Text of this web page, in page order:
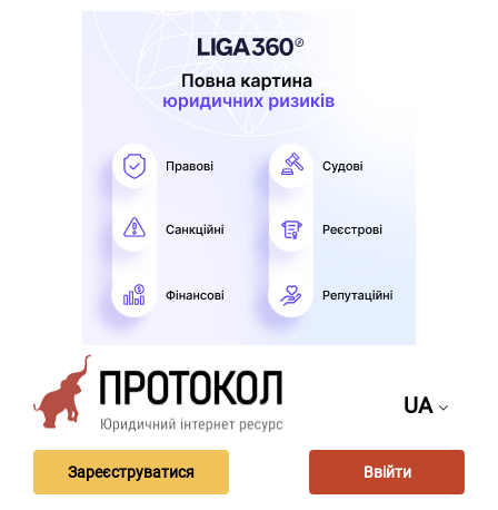
UA
Зареєструватися Ввійти